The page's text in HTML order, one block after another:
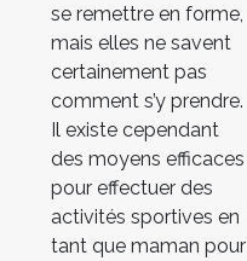
se remettre en forme,
mais elles ne savent
certainement pas
comment s’y prendre.
Il existe cependant
des moyens efficaces
pour effectuer des
activités sportives en
tant que maman pour